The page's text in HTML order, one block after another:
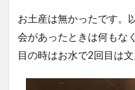
お土産は無かったです。
会があったときは何もな
目の時はお水で2回目は